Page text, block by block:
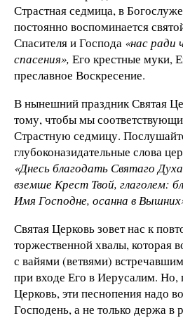
Страстная седмица, в
постоянно вос­поминается
Спасителя и Господа «нас ради
спасения», Его крестные муки,
преславное Воскресение.
В нынешний праздник Святая
тому, чтобы мы
Стра­стную седмицу.
глубоконазидательные слова
«Днесь благодать Святаго
вземше Крест Твой, глаголем:
Имя Господне, осанна в
Святая Церковь зовет нас к
торжественной хвалы, которая
с вайями (ветвями)
при входе Его в Иерусалим. Но,
Церковь, эти песнопе­ния надо
Гос­подень, а не только держа в